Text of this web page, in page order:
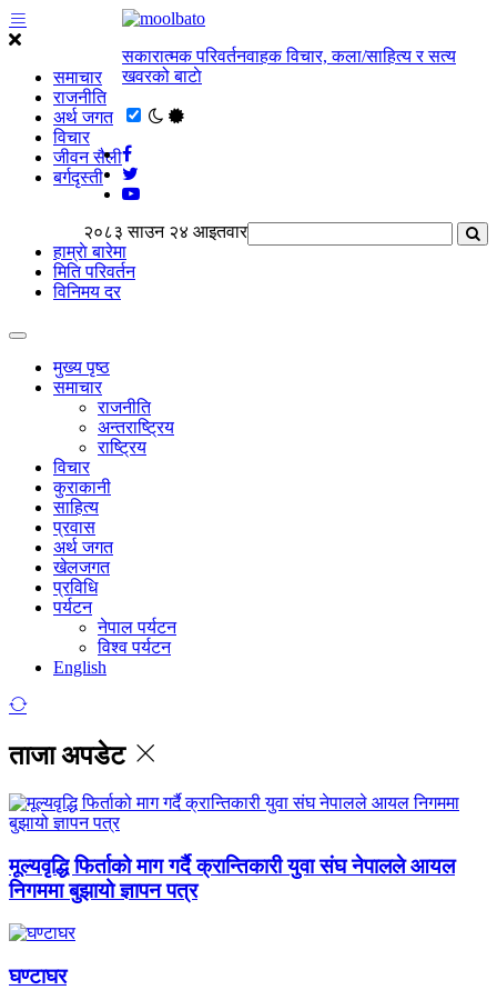
समाचार
राजनीति
अर्थ जगत
विचार
जीवन सैली
बर्गदृस्ती
सकारात्मक परिवर्तनवाहक विचार, कला/साहित्य र सत्य
खवरको बाटाे
२०८३ साउन २४ आइतवार
हाम्राे बारेमा
मिति परिवर्तन
विनिमय दर
मुख्य पृष्ठ
समाचार
राजनीति
अन्तराष्ट्रिय
राष्ट्रिय
विचार
कुराकानी
साहित्य
प्रवास
अर्थ जगत
खेलजगत
प्रविधि
पर्यटन
नेपाल पर्यटन
विश्व पर्यटन
English
ताजा अपडेट
मूल्यवृद्धि फिर्ताको माग गर्दै क्रान्तिकारी युवा संघ नेपालले आयल
निगममा बुझायो ज्ञापन पत्र
घण्टाघर